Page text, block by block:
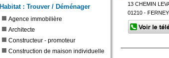
Habitat : Trouver / Déménager
Agence immobilière
Architecte
Constructeur - promoteur
Construction de maison individuelle
13 CHEMIN
01210 -